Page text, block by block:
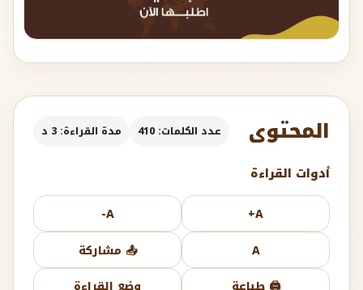
المحتوى عدد الكلمات: 410 مدة القراءة: 3 د
أدوات القراءة
A+
A-
A
📤 مشاركة